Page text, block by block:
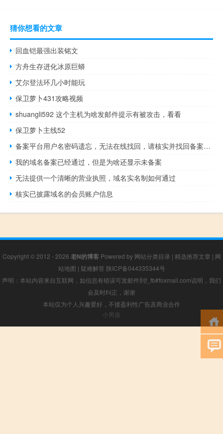
猜你想看的文章
回血铠最强出装铭文
方舟生存进化冰原巨蟒
艾尔登法环几小时能玩
保卫萝卜431攻略视频
shuangli592 这个主机为啥发邮件提示有被攻击，看看
保卫萝卜主线52
备案平台用户名密码遗忘，无法在线找回，请核实并找回备案平台登
我的域名备案已经通过，但是为啥还显示未备案
无法提供一个清晰的营业执照，域名实名制如何通过
核实已披露域名的会员账户信息
Copyright © 2012 - 2026 老N的博客Powered by 网站分类目录 | 精选推荐文章 | 网
站地图 | 疑难解答 陕ICP备044335344号
声明：本站内容来自互联网，如信息有错误可发邮件到f_fb#foxmail.com说明，我们
会及时纠正，谢谢
本站仅为个人兴趣爱好，不接盈利性广告及商业合作
小男孩